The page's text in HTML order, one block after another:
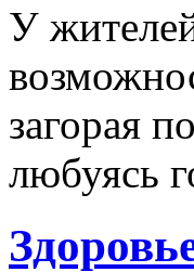
У
загорая
любуясь